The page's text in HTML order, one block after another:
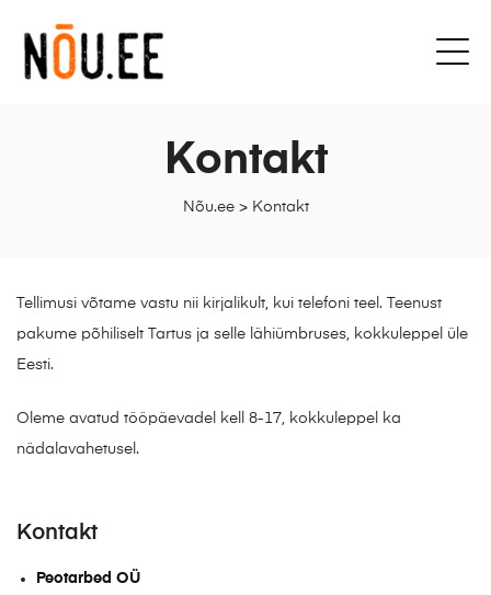
Nõu.ee> Kontakt
Kontakt
Tellimusi võtame vastu nii kirjalikult, kui telefoni teel. Teenust
pakume põhiliselt Tartus ja selle lähiümbruses, kokkuleppel üle
Eesti.
Oleme avatud tööpäevadel kell 8-17, kokkuleppel ka
nädalavahetusel.
Kontakt
Peotarbed OÜ